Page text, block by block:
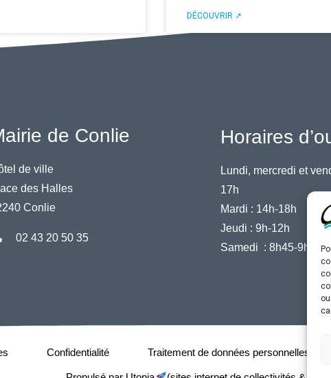
DÉCOUVRIR ↗
de Conlie
de ville
des Halles
Conlie
02 43 20 50 35
Horaires
Lundi, mercredi et
17h
Mardi : 14h-18h
Jeudi : 9h-12h
Samedi : 8h45-9h45
Confidentialité Traitement de données personnelles